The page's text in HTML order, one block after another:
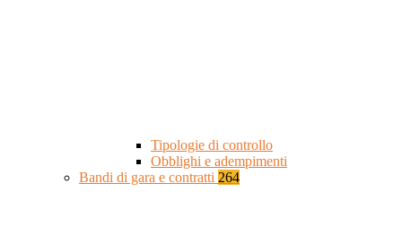
Tipologie di controllo
Obblighi e adempimenti
Bandi di gara e contratti 264